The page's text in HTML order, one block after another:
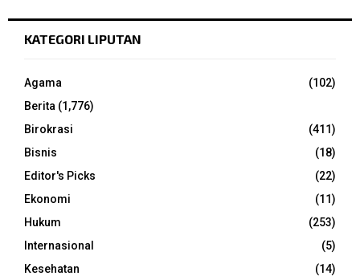
KATEGORI LIPUTAN
Agama
(102)
Berita (1,776)
Birokrasi
(411)
Bisnis
(18)
Editor's Picks
(22)
Ekonomi
(11)
Hukum
(253)
Internasional
(5)
Kesehatan
(14)